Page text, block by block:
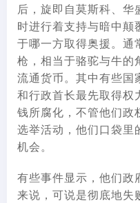
后，旋即自莫斯科、
时进行着支持与暗中颠
于哪一方取得奥援。
枪，相当于骆驼与牛的
流通货币。其中有些国
和行政首长最先取得权
钱所腐化，不管他们政
选举活动，他们口袋里
机会。
有些事件显示，他们政
来说，可说是彻底地失